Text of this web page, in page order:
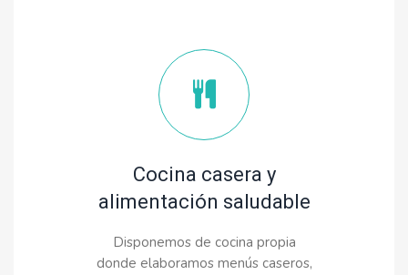
Cocina casera y
alimentación saludable
Disponemos de cocina propia
donde elaboramos menús caseros,